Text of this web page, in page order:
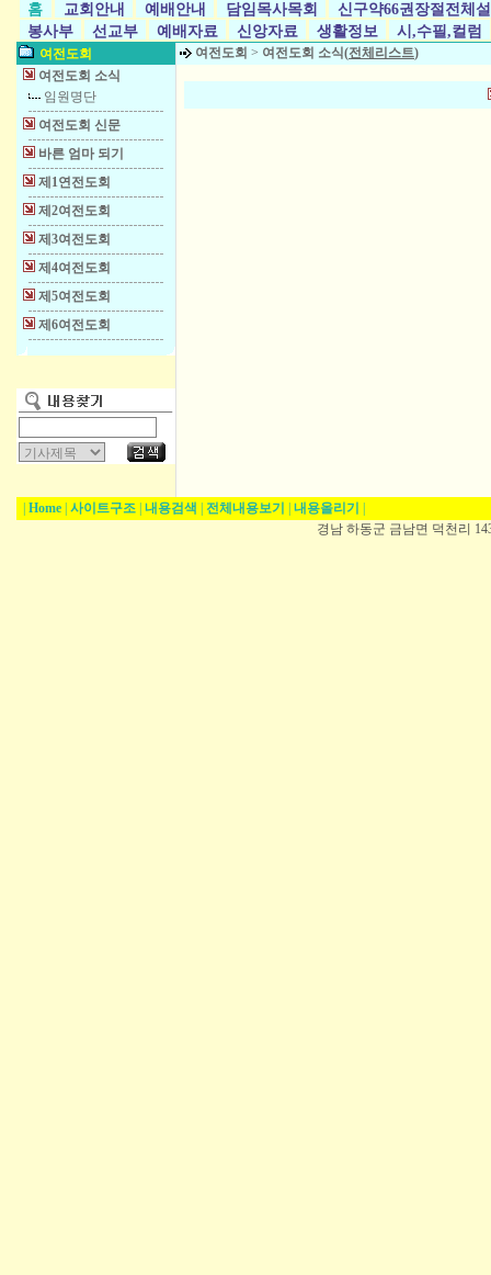
홈 교회안내 예배안내 담임목사목회
신구약66권장절전체
봉사부
선교부 예배자료 신앙자료 생활정보 시,수필,컬럼
여전도회
여전도회 소식
임원명단
여전도회 신문
바른 엄마 되기
제1연전도회
제2여전도회
제3여전도회
제4여전도회
제5여전도회
제6여전도회
여전도회 > 여전도회 소식(전체리스트)
Home 사이트구조 내용검색 전체내용보기 내용올리기
경남 하동군 금남면 덕천리